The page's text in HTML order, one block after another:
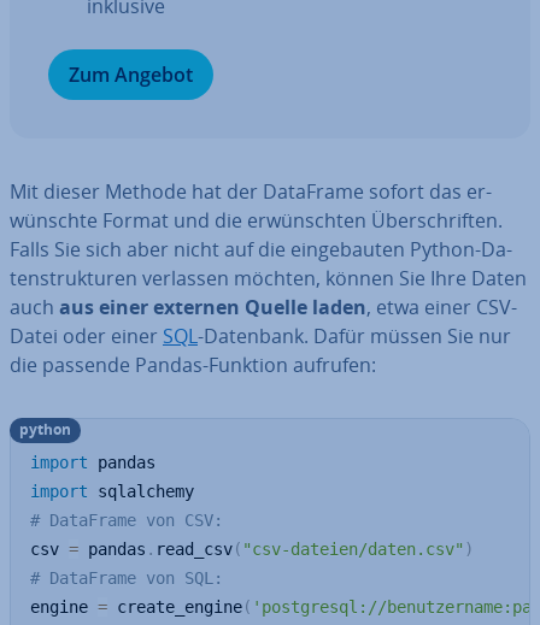
inklusive
Zum Angebot
Mit dieser Methode hat der DataFrame sofort das er­
wünsch­te Format und die er­wünsch­ten Über­schrif­ten.
Falls Sie sich aber nicht auf die ein­ge­bau­ten Python-Da­
ten­struk­tu­ren verlassen möchten, können Sie Ihre Daten
auch aus einer externen Quelle laden, etwa einer CSV-
Datei oder einer SQL-Datenbank. Dafür müssen Sie nur
die passende Pandas-Funktion aufrufen:
import
import
# DataFrame von CSV:
csv = pandas . read_csv( "csv-dateien/daten.csv" )
# DataFrame von SQL:
engine = create_engine( 'postgresql://
python